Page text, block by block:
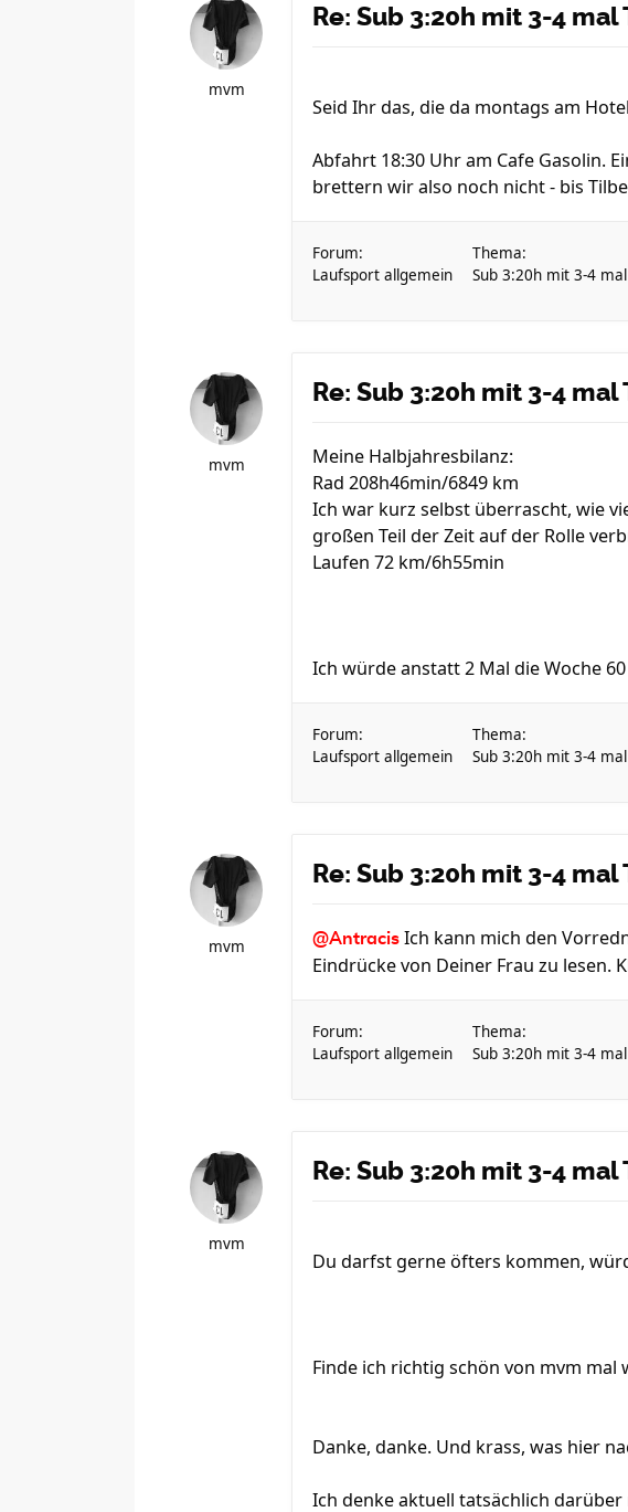
mvm
Re: Sub 3:20h mit 3-4
Seid Ihr das, die da montags am
Abfahrt 18:30 Uhr am Cafe Gasolin.
brettern wir also noch nicht - bis
Forum:
Laufsport allgemein
Thema:
Sub 3:20h mit 3-4
mvm
Re: Sub 3:20h mit 3-4
Meine Halbjahresbilanz:
Rad 208h46min/6849 km
Ich war kurz selbst überrascht, wie
großen Teil der Zeit auf der Rolle
Laufen 72 km/6h55min
Ich würde anstatt 2 Mal die Woche
Forum:
Laufsport allgemein
Thema:
Sub 3:20h mit 3-4
mvm
Re: Sub 3:20h mit 3-4
@Antracis Ich kann mich den
Eindrücke von Deiner Frau zu lesen.
Forum:
Laufsport allgemein
Thema:
Sub 3:20h mit 3-4
mvm
Re: Sub 3:20h mit 3-4
Du darfst gerne öfters kommen,
Finde ich richtig schön von mvm
Danke, danke. Und krass, was hier
Ich denke aktuell tatsächlich